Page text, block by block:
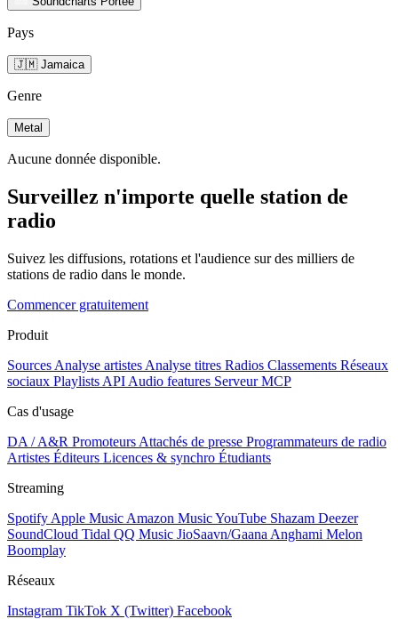
Pays
🇯🇲 Jamaica
Genre
Metal
Aucune donnée disponible.
Surveillez n'importe quelle station de
radio
Suivez les diffusions, rotations et l'audience sur des milliers de
stations de radio dans le monde.
Commencer gratuitement
Produit
Sources Analyse artistes Analyse titres Radios Classements Réseaux
sociaux Playlists API Audio features Serveur MCP
Cas d'usage
DA / A&R Promoteurs Attachés de presse Programmateurs de radio
Artistes Éditeurs Licences & synchro Étudiants
Streaming
Spotify Apple Music Amazon MusicYouTube Shazam Deezer
SoundCloud Tidal QQ Music JioSaavn/Gaana Anghami Melon
Boomplay
Réseaux
Instagram TikTok X (Twitter) Facebook